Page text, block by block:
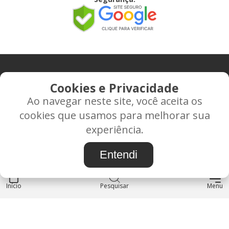
Início Pesquisar Menu
CONTATO
Rua Alice Frateano Figueiredo, 11-44 - Vila Triagem -
BAURU/SP - CEP: 17.030-038
CNPJ: 37.022.538/0001-07
INSTITUCIONAL
Cookies e Privacidade
Ao navegar neste site, você aceita os
cookies que usamos para melhorar sua
experiência.
Entendi